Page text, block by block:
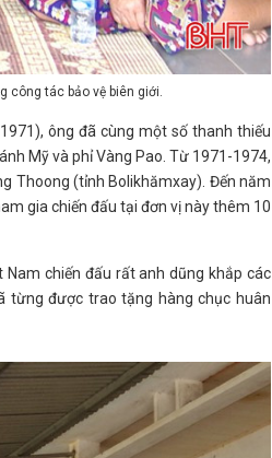
công tác bảo vệ biên giới.
ông đã cùng một số thanh thiếu
Mỹ và phỉ Vàng Pao. Từ 1971-1974,
Thoong (tỉnh Bolikhămxay). Đến năm
gia chiến đấu tại đơn vị này thêm 10
Nam chiến đấu rất anh dũng khắp các
từng được trao tặng hàng chục huân